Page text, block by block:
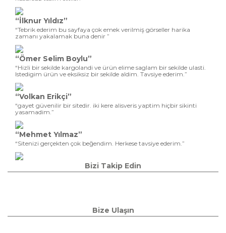
“İlknur Yıldız”
“Tebrik ederim bu sayfaya çok emek verilmiş görseller harika
zamanı yakalamak buna denir ”
“Ömer Selim Boylu”
“Hizli bir sekilde kargolandi ve ürün elime saglam bir sekilde ulasti.
Istedigim ürün ve eksiksiz bir sekilde aldim. Tavsiye ederim.”
“Volkan Erikçi”
“gayet güvenilir bir sitedir. iki kere alisveris yaptim hiçbir sikinti
yasamadim.”
“Mehmet Yılmaz”
“Sitenizi gerçekten çok beğendim. Herkese tavsiye ederim.”
Bizi Takip Edin
Bize Ulaşın